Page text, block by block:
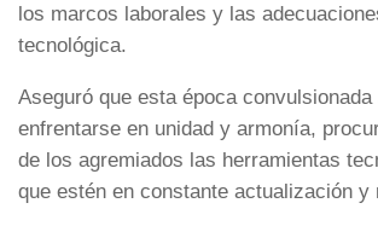
los marcos laborales y las
tecnológica.
Aseguró que esta época
enfrentarse en unidad y armonía,
de los agremiados las herramientas
que estén en constante actualización y